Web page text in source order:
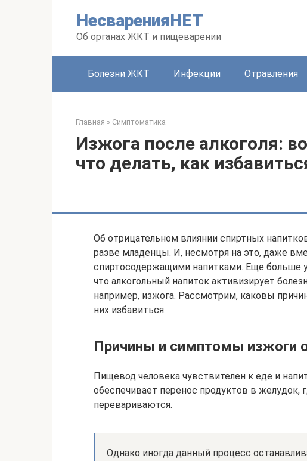
НесваренияНЕТ
Об органах ЖКТ и пищеварении
Болезни ЖКТ Инфекции Отравления
Главная » Симптоматика
Изжога после алкоголя:
что делать, как
Об отрицательном влиянии спиртных
разве младенцы. И, несмотря на это, даже
спиртосодержащими напитками. Еще больше
что алкогольный напиток активизирует
например, изжога. Рассмотрим, каковы
них избавиться.
Причины и симптомы изжоги
Пищевод человека чувствителен к еде и
обеспечивает перенос продуктов в желудок,
перевариваются.
Однако иногда данный процесс